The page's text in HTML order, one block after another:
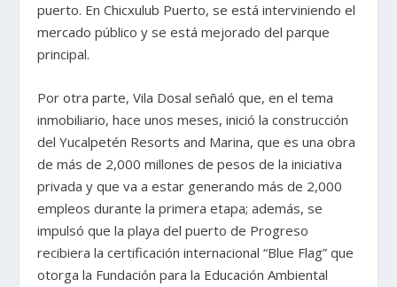
puerto. En Chicxulub Puerto, se está interviniendo el
mercado público y se está mejorado del parque
principal.
Por otra parte, Vila Dosal señaló que, en el tema
inmobiliario, hace unos meses, inició la construcción
del Yucalpetén Resorts and Marina, que es una obra
de más de 2,000 millones de pesos de la iniciativa
privada y que va a estar generando más de 2,000
empleos durante la primera etapa; además, se
impulsó que la playa del puerto de Progreso
recibiera la certificación internacional “Blue Flag” que
otorga la Fundación para la Educación Ambiental